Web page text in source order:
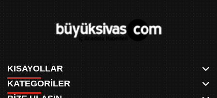
KISAYOLLAR
ANASAYFA
KATEGORİLER